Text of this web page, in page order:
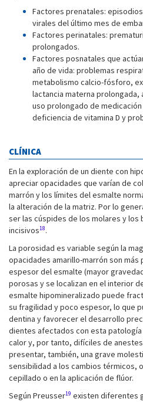
Factores prenatales:
virales del último mes de
Factores perinatales:
prolongados.
Factores posnatales que
año de vida: problemas
metabolismo calcio-fósforo,
lactancia materna
uso prolongado de
deficiencia de vitamina D y
CLÍNICA
En la exploración de un diente con
apreciar opacidades que varían de
marrón y los límites del esmalte
la alteración de la matriz. Por lo
ser las cúspides de los molares y los
incisivos18.
La porosidad es variable según la
opacidades amarillo-marrón son
espesor del esmalte (mayor
porosas y se localizan en el interior
esmalte hipomineralizado puede
su fragilidad y poco espesor, lo que
dentina y favorecer el desarrollo
dientes afectados con esta
calor y, por tanto, difíciles de
presentar, también, una grave
sensibilidad a los cambios térmicos,
cepillado o en la aplicación de flúor.
Según Preusser19 existen diferentes